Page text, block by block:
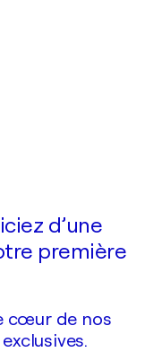
d’une
première
cœur de nos